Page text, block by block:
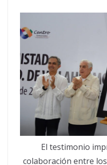
El testimonio
colaboración entre